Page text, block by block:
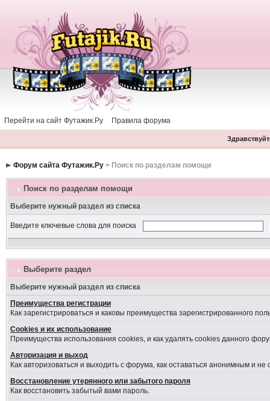
Перейти на сайт Футажик.Ру Правила форума
Форум сайта Футажик.Ру> Поиск по разделам помощи
Поиск по разделам помощи
Выберите нужный раздел из списка
Введите ключевые слова для поиска
Выберите раздел
Выберите нужный раздел из списка
Преимущества регистрации
Как зарегистрироваться и каковы преимущества зарегистрированного
Cookies и их использование
Преимущества использования cookies, и как удалять cookies данного
Авторизация и выход
Как авторизоваться и выходить с форума, как оставаться анонимным и
Восстановление утерянного или забытого пароля
Как восстановить забытый вами пароль.